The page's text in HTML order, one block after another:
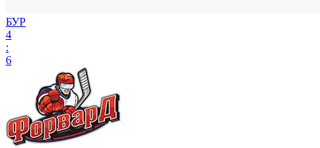
БУР
4
:
6